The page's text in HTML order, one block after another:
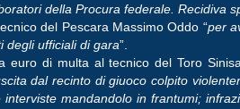
della Procura federale. Recidiva
del Pescara Massimo Oddo “per
degli ufficiali di gara”.
euro di multa al tecnico del Toro
dal recinto di giuoco colpito
mandandolo in frantumi;